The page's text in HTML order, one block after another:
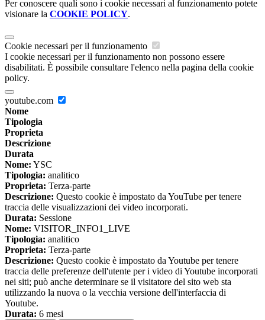
Per conoscere quali sono i cookie necessari al funzionamento potete
visionare la COOKIE POLICY.
Cookie necessari per il funzionamento
I cookie necessari per il funzionamento non possono essere
disabilitati. È possibile consultare l'elenco nella pagina della cookie
policy.
youtube.com
Nome
Tipologia
Proprieta
Descrizione
Durata
Nome: YSC
Tipologia: analitico
Proprieta: Terza-parte
Descrizione: Questo cookie è impostato da YouTube per tenere
traccia delle visualizzazioni dei video incorporati.
Durata: Sessione
Nome: VISITOR_INFO1_LIVE
Tipologia: analitico
Proprieta: Terza-parte
Descrizione: Questo cookie è impostato da Youtube per tenere
traccia delle preferenze dell'utente per i video di Youtube incorporati
nei siti; può anche determinare se il visitatore del sito web sta
utilizzando la nuova o la vecchia versione dell'interfaccia di
Youtube.
Durata: 6 mesi